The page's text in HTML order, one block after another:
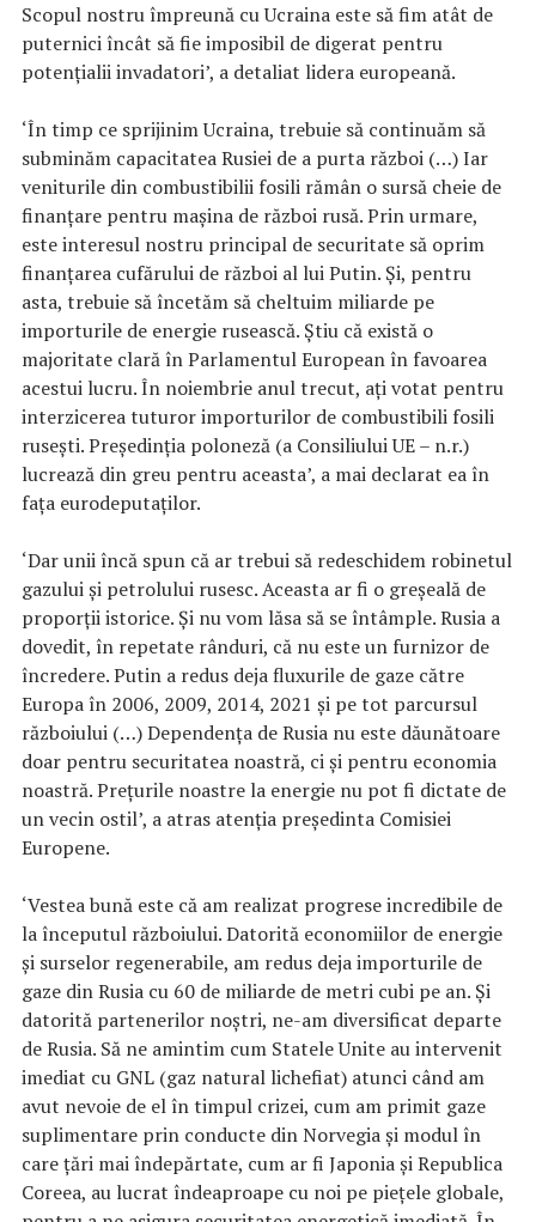
Scopul nostru împreună cu Ucraina este să fim atât de
puternici încât să fie imposibil de digerat pentru
potențialii invadatori’, a detaliat lidera europeană.
‘În timp ce sprijinim Ucraina, trebuie să continuăm să
subminăm capacitatea Rusiei de a purta război (…) Iar
veniturile din combustibilii fosili rămân o sursă cheie de
finanțare pentru mașina de război rusă. Prin urmare,
este interesul nostru principal de securitate să oprim
finanțarea cufărului de război al lui Putin. Și, pentru
asta, trebuie să încetăm să cheltuim miliarde pe
importurile de energie rusească. Știu că există o
majoritate clară în Parlamentul European în favoarea
acestui lucru. În noiembrie anul trecut, ați votat pentru
interzicerea tuturor importurilor de combustibili fosili
rusești. Președinția poloneză (a Consiliului UE – n.r.)
lucrează din greu pentru aceasta’, a mai declarat ea în
fața eurodeputaților.
‘Dar unii încă spun că ar trebui să redeschidem robinetul
gazului și petrolului rusesc. Aceasta ar fi o greșeală de
proporții istorice. Și nu vom lăsa să se întâmple. Rusia a
dovedit, în repetate rânduri, că nu este un furnizor de
încredere. Putin a redus deja fluxurile de gaze către
Europa în 2006, 2009, 2014, 2021 și pe tot parcursul
războiului (…) Dependența de Rusia nu este dăunătoare
doar pentru securitatea noastră, ci și pentru economia
noastră. Prețurile noastre la energie nu pot fi dictate de
un vecin ostil’, a atras atenția președinta Comisiei
Europene.
‘Vestea bună este că am realizat progrese incredibile de
la începutul războiului. Datorită economiilor de energie
și surselor regenerabile, am redus deja importurile de
gaze din Rusia cu 60 de miliarde de metri cubi pe an. Și
datorită partenerilor noștri, ne-am diversificat departe
de Rusia. Să ne amintim cum Statele Unite au intervenit
imediat cu GNL (gaz natural lichefiat) atunci când am
avut nevoie de el în timpul crizei, cum am primit gaze
suplimentare prin conducte din Norvegia și modul în
care țări mai îndepărtate, cum ar fi Japonia și Republica
Coreea, au lucrat îndeaproape cu noi pe piețele globale,